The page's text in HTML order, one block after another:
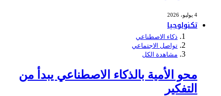
4 يوليو، 2026
تكنولوجيا
ذكاء الاصطناعي
تواصل الاجتماعي
مشاهدة الكل
محو الأمية بالذكاء الاصطناعي يبدأ من
التفكير